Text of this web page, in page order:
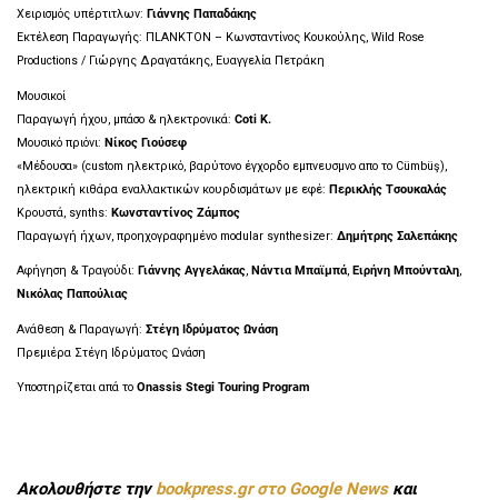
Χειρισμός υπέρτιτλων: Γιάννης Παπαδάκης
Εκτέλεση Παραγωγής: ΠLANKTON – Κωνσταντίνος Κουκούλης, Wild Rose
Productions / Γιώργης Δραγατάκης, Ευαγγελία Πετράκη
Μουσικοί
Παραγωγή ήχου, μπάσο & ηλεκτρονικά: Coti K.
Μουσικό πριόνι: Νίκος Γιούσεφ
«Μέδουσα» (custom ηλεκτρικό, βαρύτονο έγχορδο εμπνευσμνο απο το Cümbüş),
ηλεκτρική κιθάρα εναλλακτικών κουρδισμάτων με εφέ: Περικλής Τσουκαλάς
Κρουστά, synths: Κωνσταντίνος Ζάμπος
Παραγωγή ήχων, προηχογραφημένο modular synthesizer: Δημήτρης Σαλεπάκης
Αφήγηση & Τραγούδι: Γιάννης Αγγελάκας, Νάντια Μπαϊμπά, Ειρήνη Μπούνταλη,
Νικόλας Παπούλιας
Ανάθεση & Παραγωγή: Στέγη Ιδρύματος Ωνάση
Πρεμιέρα Στέγη Ιδρύματος Ωνάση
Υποστηρίζεται απά το Onassis Stegi Touring Program
Ακολουθήστε τηνbookpress.gr στο Google Newsκαι